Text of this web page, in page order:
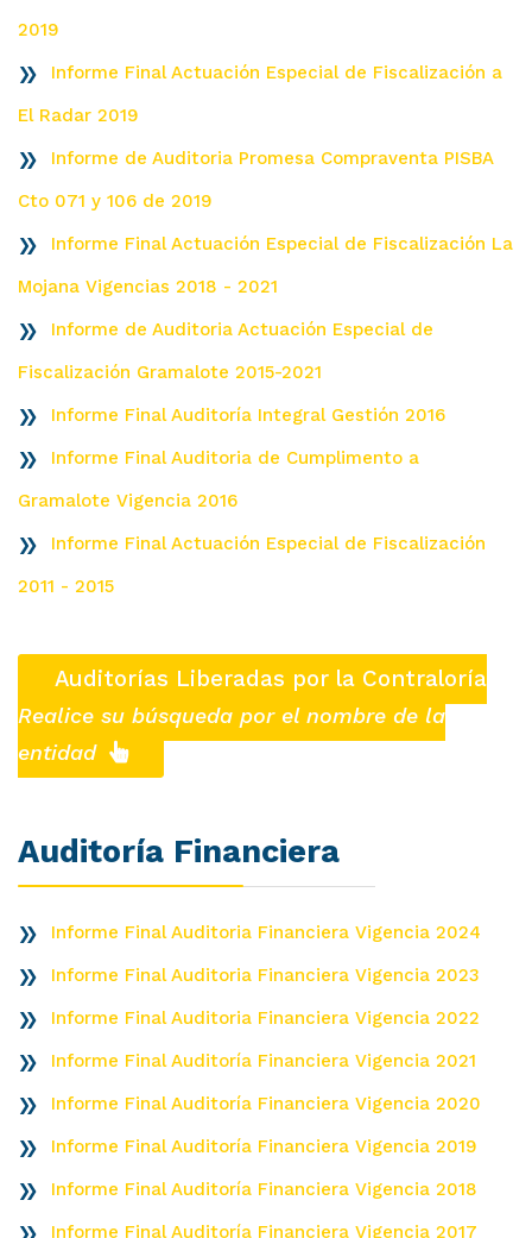
2019
Informe Final Actuación Especial de Fiscalización a
El Radar 2019
Informe de Auditoria Promesa Compraventa PISBA
Cto 071 y 106 de 2019
Informe Final Actuación Especial de Fiscalización La
Mojana Vigencias 2018 - 2021
Informe de Auditoria Actuación Especial de
Fiscalización Gramalote 2015-2021
Informe Final Auditoría Integral Gestión 2016
Informe Final Auditoria de Cumplimento a
Gramalote Vigencia 2016
Informe Final Actuación Especial de Fiscalización
2011 - 2015
Auditorías Liberadas por la Contraloría
Realice su búsqueda por el nombre de la
entidad
Auditoría Financiera
Informe Final Auditoria Financiera Vigencia 2024
Informe Final Auditoria Financiera Vigencia 2023
Informe Final Auditoria Financiera Vigencia 2022
Informe Final Auditoría Financiera Vigencia 2021
Informe Final Auditoría Financiera Vigencia 2020
Informe Final Auditoría Financiera Vigencia 2019
Informe Final Auditoría Financiera Vigencia 2018
Informe Final Auditoría Financiera Vigencia 2017